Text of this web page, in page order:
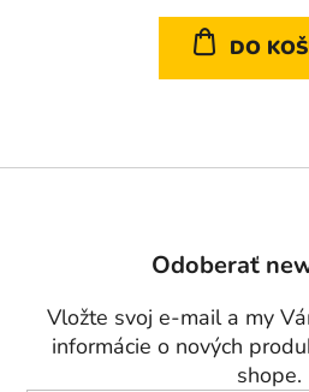
DO
Odoberať
Vložte svoj e-mail a my
informácie o nových
shope.